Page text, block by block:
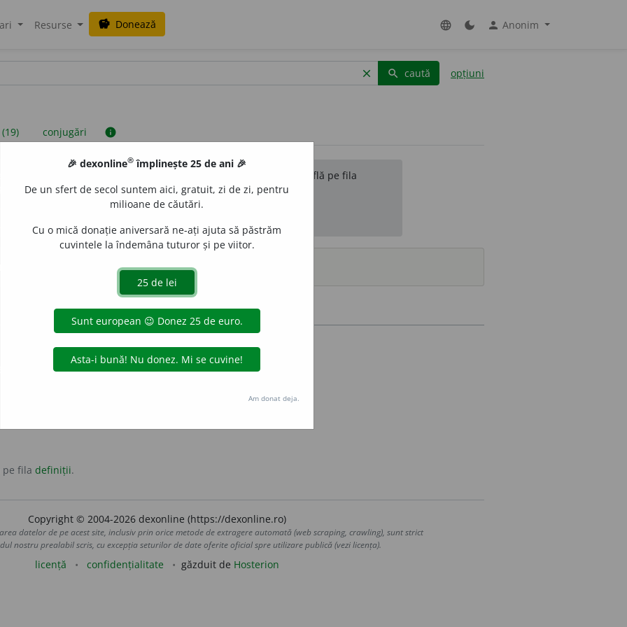
Resurse savings Donează language dark_mode person Anonim
clear search caută opțiuni
conjugări info
sunt compilate de echipa dexonline. Definițiile originale se află pe fila
reordona filele pe pagina depreferințe.
surse
schiță cu ajutorul hârtiei de calc.
noi ori a adăuga un sens nou unui cuvânt printr-un
pe fila definiții.
Copyright © 2004-2026 dexonline (https://dexonline.ro)
datelor de pe acest site, inclusiv prin orice metode de extragere automată (web scraping, crawling), sunt strict
nostru prealabil scris, cu excepția seturilor de date oferite oficial spre utilizare publică (vezi licența).
licență confidențialitate găzduit de Hosterion
🎉 dexonline® împlinește 25 de ani 🎉
De un sfert de secol suntem aici, gratuit, zi de zi, pentru
milioane de căutări.
Cu o mică donație aniversară ne-ați ajuta să păstrăm
cuvintele la îndemâna tuturor și pe viitor.
Am donat deja.